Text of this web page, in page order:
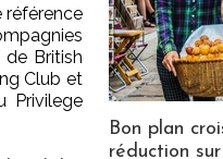
référence
de British
Club et
Privilege
Bon plan
réduction